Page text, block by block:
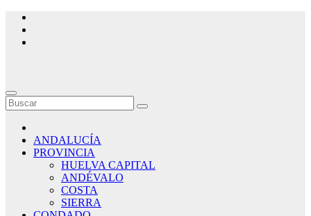
Saltar
contenido
ANDALUCÍA
PROVINCIA
HUELVA CAPITAL
ANDÉVALO
COSTA
SIERRA